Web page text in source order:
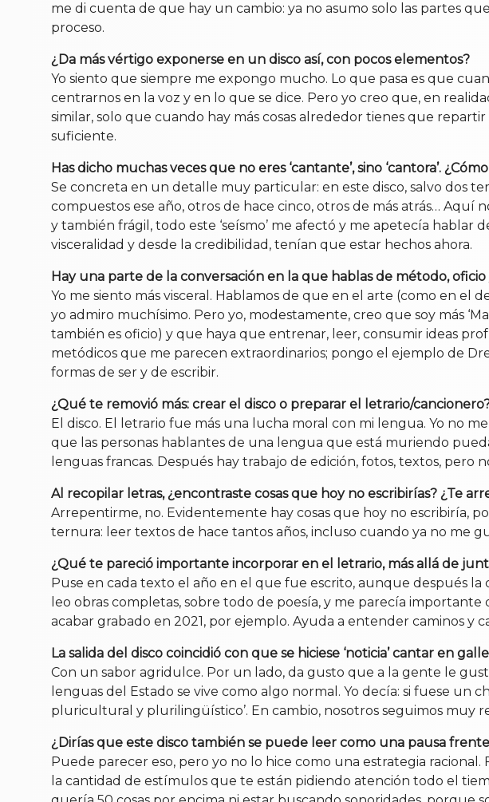
me di cuenta de que hay un cambio: ya no asumo solo las partes
proceso.
¿Da más vértigo exponerse en un disco así, con pocos elementos?
Yo siento que siempre me expongo mucho. Lo que pasa es que
centrarnos en la voz y en lo que se dice. Pero yo creo que, en
similar, solo que cuando hay más cosas alrededor tienes que
suficiente.
Has dicho muchas veces que no eres ‘cantante’, sino ‘cantora’.
Se concreta en un detalle muy particular: en este disco, salvo dos
compuestos ese año, otros de hace cinco, otros de más atrás…
y también frágil, todo este ‘seísmo’ me afectó y me apetecía
visceralidad y desde la credibilidad, tenían que estar hechos ahora.
Hay una parte de la conversación en la que hablas de método,
Yo me siento más visceral. Hablamos de que en el arte (como en
yo admiro muchísimo. Pero yo, modestamente, creo que soy más
también es oficio) y que haya que entrenar, leer, consumir ideas
metódicos que me parecen extraordinarios; pongo el ejemplo de
formas de ser y de escribir.
¿Qué te removió más: crear el disco o preparar el letrario/
El disco. El letrario fue más una lucha moral con mi lengua. Yo no
que las personas hablantes de una lengua que está muriendo
lenguas francas. Después hay trabajo de edición, fotos, textos, pero
Al recopilar letras, ¿encontraste cosas que hoy no escribirías? ¿Te
Arrepentirme, no. Evidentemente hay cosas que hoy no escribiría,
ternura: leer textos de hace tantos años, incluso cuando ya no me
¿Qué te pareció importante incorporar en el letrario, más allá de
Puse en cada texto el año en el que fue escrito, aunque después
leo obras completas, sobre todo de poesía, y me parecía
acabar grabado en 2021, por ejemplo. Ayuda a entender caminos y
La salida del disco coincidió con que se hiciese ‘noticia’ cantar en
Con un sabor agridulce. Por un lado, da gusto que a la gente le
lenguas del Estado se vive como algo normal. Yo decía: si fuese
pluricultural y plurilingüístico’. En cambio, nosotros seguimos muy
¿Dirías que este disco también se puede leer como una pausa
Puede parecer eso, pero yo no lo hice como una estrategia
la cantidad de estímulos que te están pidiendo atención todo el